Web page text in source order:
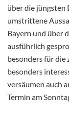
über die jüngsten
umstrittene
Bayern und über
ausführlich
besonders für die
besonders
versäumen auch
Termin am